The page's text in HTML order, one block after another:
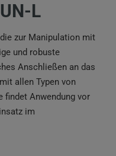
L
zur Manipulation mit
und robuste
Anschließen an das
allen Typen von
findet Anwendung vor
im